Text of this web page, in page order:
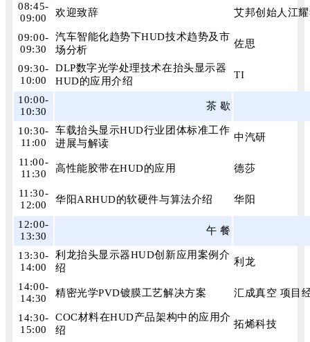
08:45-
09:00
欢迎致辞 艾邦创始人江
09:00-
09:30
汽车智能化趋势下HUD技术趋势及市
场分析
佐思
09:30-
10:00
DLP数字光学处理技术在抬头显示器
HUD的应用介绍
TI
10:00-
10:30
茶 歇
10:30-
11:00
车载抬头显示HUD行业团体标准工作
进展与解读
中汽研
11:00-
11:30
高性能胶带在HUD的应用 德莎
11:30-
12:00
华阳ARHUD的软硬件与算法介绍 华阳
12:00-
13:30
午 餐
13:30-
14:00
利龙抬头显示器HUD创新应用案例介
绍
利龙
14:00-
14:30
精密光学PVD镀膜工艺解决方案 汇成真空 项目
14:30-
15:00
COC材料在HUD产品架构中的应用介
绍
拓烯科技